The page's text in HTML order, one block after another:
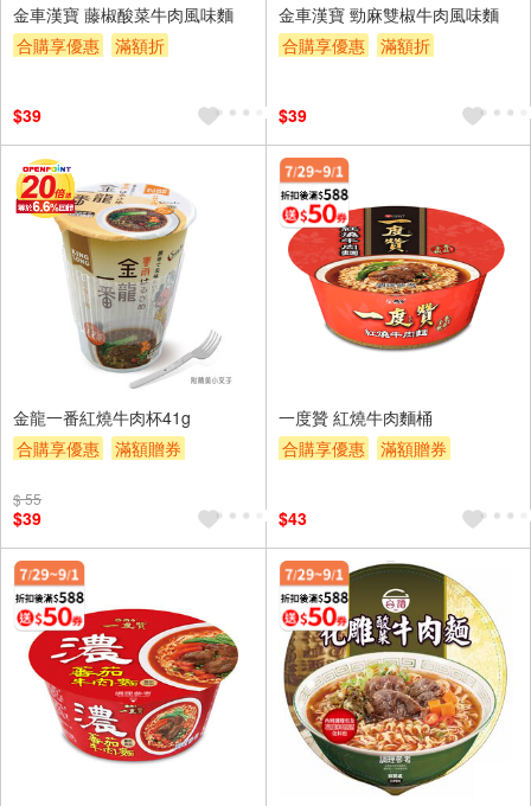
金車漢寶 藤椒酸菜牛肉風味麵
合購享優惠
滿額折
$39
金車漢寶 勁麻雙椒牛肉風味麵
合購享優惠
滿額折
$39
金龍一番紅燒牛肉杯41g
合購享優惠
滿額贈券
$ 55
$39
一度贊 紅燒牛肉麵桶
合購享優惠
滿額贈券
$43